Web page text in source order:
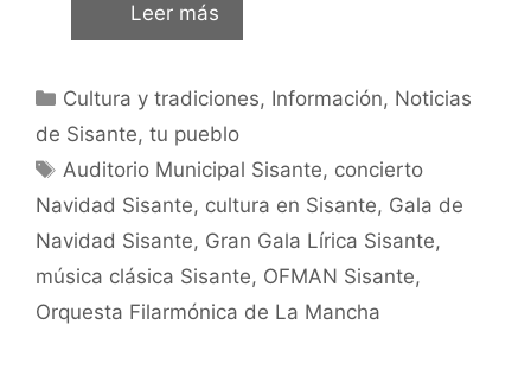
Leer más
Cultura y tradiciones, Información, Noticias
de Sisante, tu pueblo
Auditorio Municipal Sisante, concierto
Navidad Sisante, cultura en Sisante, Gala de
Navidad Sisante, Gran Gala Lírica Sisante,
música clásica Sisante, OFMAN Sisante,
Orquesta Filarmónica de La Mancha